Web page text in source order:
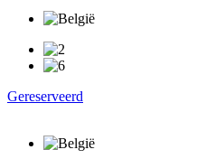
Gereserveerd